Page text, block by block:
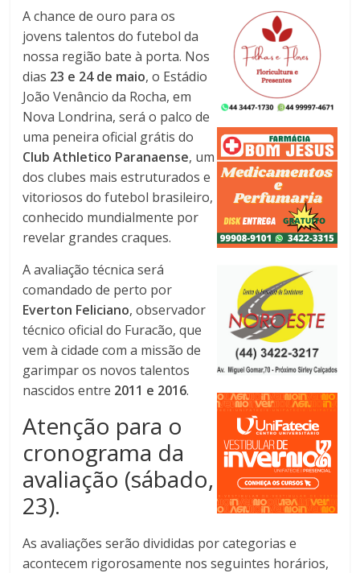
A chance de ouro para os
jovens talentos do futebol da
nossa região bate à porta. Nos
dias 23 e 24 de maio, o Estádio
João Venâncio da Rocha, em
Nova Londrina, será o palco de
uma peneira oficial grátis do
Club Athletico Paranaense, um
dos clubes mais estruturados e
vitoriosos do futebol brasileiro,
conhecido mundialmente por
revelar grandes craques.
A avaliação técnica será
comandado de perto por
Everton Feliciano, observador
técnico oficial do Furacão, que
vem à cidade com a missão de
garimpar os novos talentos
nascidos entre 2011 e 2016.
Atenção para o
cronograma da
avaliação (sábado,
23).
As avaliações serão divididas por categorias e
acontecem rigorosamente nos seguintes horários,